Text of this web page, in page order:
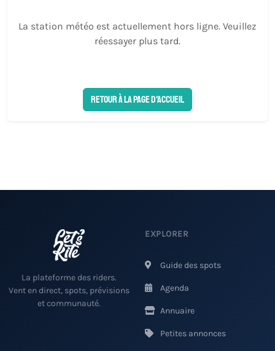
La station météo est actuellement hors ligne. Veuillez
réessayer plus tard.
Retour à la page d'accueil
La plateforme des riders.
Vent en direct, spots, prévisions
et communauté.
EXPLORER
Guide des spots
Agenda
Annuaire
Petites annonces